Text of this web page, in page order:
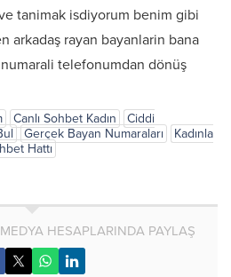
tanimak isdiyorum benim gibi
arkadaş rayan bayanlarin bana
telefonumdan dönüş
Canlı Sohbet Kadın
Ciddi
Gerçek Bayan Numaraları
Kadınla
Hattı
HESAPLARINDA PAYLAŞ